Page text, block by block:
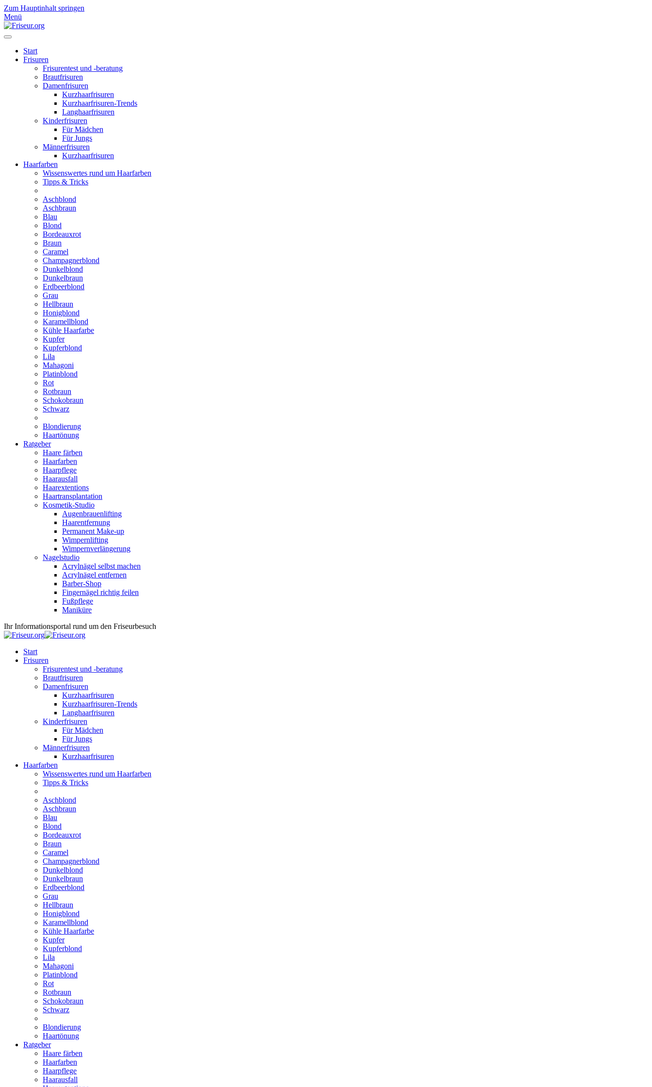
Zum Hauptinhalt springen
Menü
Start
Frisuren
Frisurentest und -beratung
Brautfrisuren
Damenfrisuren
Kurzhaarfrisuren
Kurzhaarfrisuren-Trends
Langhaarfrisuren
Kinderfrisuren
Für Mädchen
Für Jungs
Männerfrisuren
Kurzhaarfrisuren
Haarfarben
Wissenswertes rund um Haarfarben
Tipps & Tricks
Aschblond
Aschbraun
Blau
Blond
Bordeauxrot
Braun
Caramel
Champagnerblond
Dunkelblond
Dunkelbraun
Erdbeerblond
Grau
Hellbraun
Honigblond
Karamellblond
Kühle Haarfarbe
Kupfer
Kupferblond
Lila
Mahagoni
Platinblond
Rot
Rotbraun
Schokobraun
Schwarz
Blondierung
Haartönung
Ratgeber
Haare färben
Haarfarben
Haarpflege
Haarausfall
Haarextentions
Haartransplantation
Kosmetik-Studio
Augenbrauenlifting
Haarentfernung
Permanent Make-up
Wimpernlifting
Wimpernverlängerung
Nagelstudio
Acrylnägel selbst machen
Acrylnägel entfernen
Barber-Shop
Fingernägel richtig feilen
Fußpflege
Maniküre
Ihr Informationsportal rund um den Friseurbesuch
Start
Frisuren
Frisurentest und -beratung
Brautfrisuren
Damenfrisuren
Kurzhaarfrisuren
Kurzhaarfrisuren-Trends
Langhaarfrisuren
Kinderfrisuren
Für Mädchen
Für Jungs
Männerfrisuren
Kurzhaarfrisuren
Haarfarben
Wissenswertes rund um Haarfarben
Tipps & Tricks
Aschblond
Aschbraun
Blau
Blond
Bordeauxrot
Braun
Caramel
Champagnerblond
Dunkelblond
Dunkelbraun
Erdbeerblond
Grau
Hellbraun
Honigblond
Karamellblond
Kühle Haarfarbe
Kupfer
Kupferblond
Lila
Mahagoni
Platinblond
Rot
Rotbraun
Schokobraun
Schwarz
Blondierung
Haartönung
Ratgeber
Haare färben
Haarfarben
Haarpflege
Haarausfall